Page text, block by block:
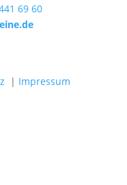
69 60
| Impressum